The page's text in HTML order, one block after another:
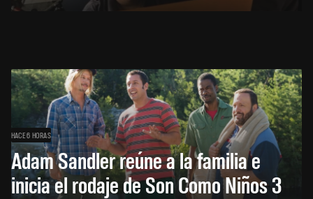
HACE 6 HORAS
Adam Sandler reúne a la familia e
inicia el rodaje de Son Como Niños 3